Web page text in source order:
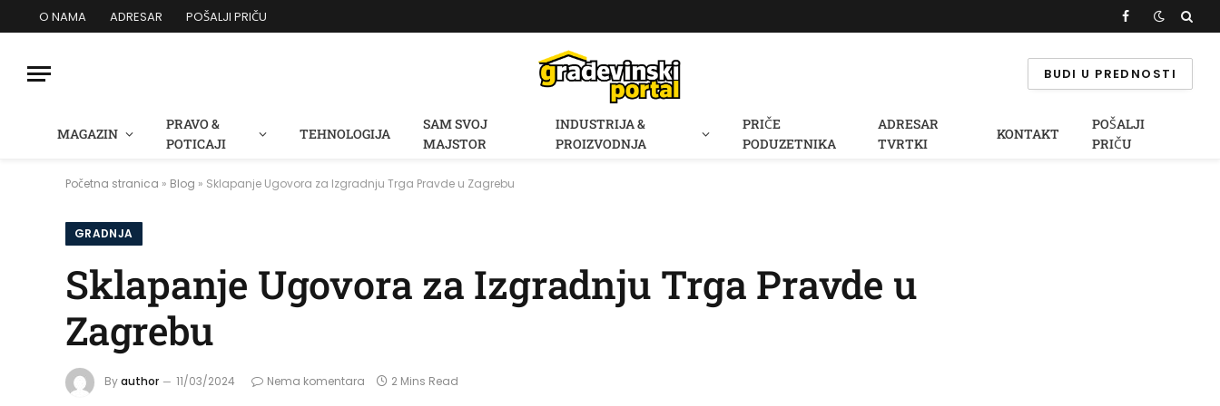
O NAMA ADRESAR POŠALJI PRIČU Facebook
BUDI U PREDNOSTI
MAGAZIN
PRAVO &
POTICAJI
TEHNOLOGIJA
SAM SVOJ
MAJSTOR
INDUSTRIJA &
PROIZVODNJA
PRIČE
PODUZETNIKA
ADRESAR
TVRTKI
KONTAKT
POŠALJI
PRIČU
Početna stranica » Blog » Sklapanje Ugovora za Izgradnju Trga Pravde u Zagrebu
GRADNJA
Sklapanje Ugovora za Izgradnju Trga Pravde u
Zagrebu
Byauthor 11/03/2024 Nema komentara 2 Mins Read